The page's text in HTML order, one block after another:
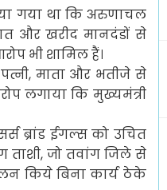
गया था कि अरुणाचल
और खरीद मानदंडों से
भी शामिल हैं।
, माता और भतीजे से
लगाया कि मुख्यमंत्री
ब्रांड ईगल्स को उचित
ताशी, जो तवांग जिले से
किये बिना कार्य ठेके